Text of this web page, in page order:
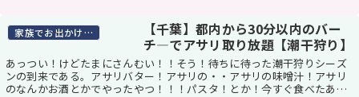
家族でお出かけスポット
【千葉】都内から30分以内のバー
チ―でアサリ取り放題【潮干狩り】
あっつい！けどたまにさんむい！！そう！待ちに待った潮干狩りシーズ
ンの到来である。アサリバター！アサリの・・アサリの味噌汁！アサリ
のなんかお酒とかでやったやつ！！！パスタ！とか！今すぐ食べたああ